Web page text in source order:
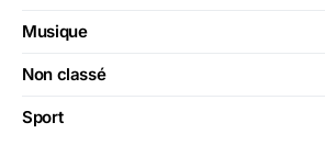
Musique
Non classé
Sport